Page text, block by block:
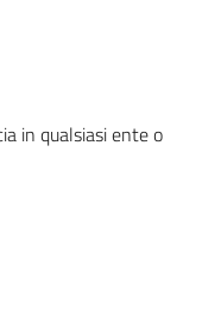
in qualsiasi ente o